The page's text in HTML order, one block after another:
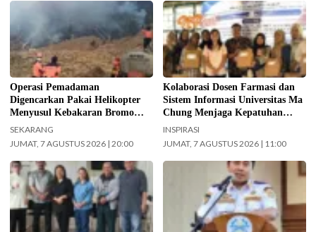
Operasi pemadaman kebakaran di
kawasan Taman Nasional Bromo
Tengger Semeru (TNBTS) terus
digencarkan, Jumat (7/8/2026)
hari ini. (Foto: BPBD Kabupaten
Malang).
Operasi Pemadaman
Digencarkan Pakai Helikopter
Menyusul Kebakaran Bromo
Meluas ke Arah Bukit B 29
SEKARANG
JUMAT, 7 AGUSTUS 2026 | 20:00
Kolaborasi Dosen Farmasi dan
Sistem Informasi Universitas Ma
Chung dalam menjaga kepatuhan
pasien diabetes melalui kegiatan
Pengabdian Masyarakat Dosen.
(Foto: ist)
Kolaborasi Dosen Farmasi dan
Sistem Informasi Universitas Ma
Chung Menjaga Kepatuhan
Pasien Diabetes
INSPIRASI
JUMAT, 7 AGUSTUS 2026 | 11:00
Jajaran Pengurus FKAUB Malang
beserta perwakilan panitia
pelaksana Barikan Anak Nusantara
(BAN) Ke – 5 silaturahmi dengan
Yayasan Masjid Agung Jami Kota
Kepala UPAS Dishub DKI Jakarta,
Koharudin. (Foto: Nugroho Sejati-
beritajakarta.id)